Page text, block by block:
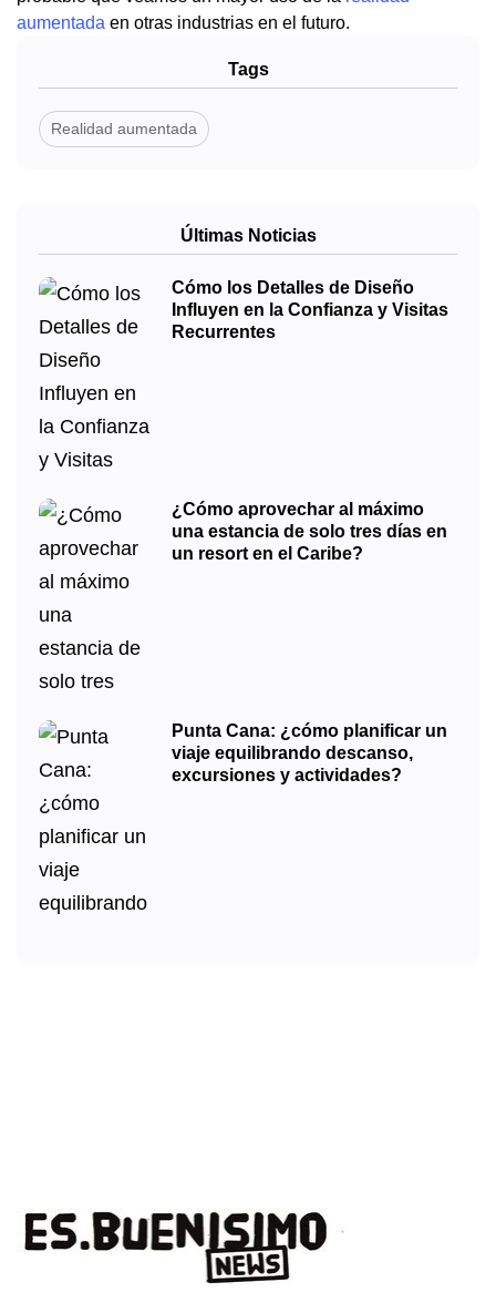
aumentada en otras industrias en el futuro.
Tags
Realidad aumentada
Últimas Noticias
Cómo los Detalles de Diseño
Influyen en la Confianza y Visitas
Recurrentes
¿Cómo aprovechar al máximo
una estancia de solo tres días en
un resort en el Caribe?
Punta Cana: ¿cómo planificar un
viaje equilibrando descanso,
excursiones y actividades?